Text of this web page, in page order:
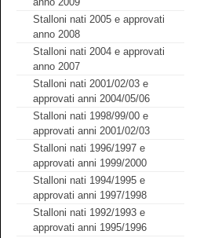
Stalloni nati 2005 e approvati
anno 2008
Stalloni nati 2004 e approvati
anno 2007
Stalloni nati 2001/02/03 e
approvati anni 2004/05/06
Stalloni nati 1998/99/00 e
approvati anni 2001/02/03
Stalloni nati 1996/1997 e
approvati anni 1999/2000
Stalloni nati 1994/1995 e
approvati anni 1997/1998
Stalloni nati 1992/1993 e
approvati anni 1995/1996